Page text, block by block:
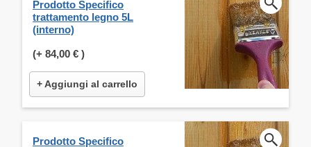
Prodotto Specifico
trattamento legno 5L
(interno)
(+ 84,00 € )
+ Aggiungi al carrello
Prodotto Specifico